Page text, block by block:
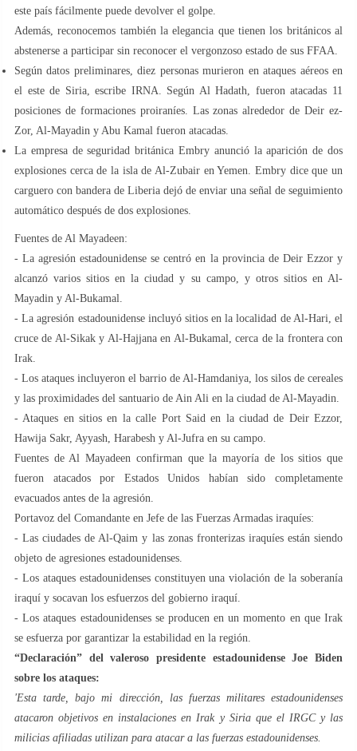
este país fácilmente puede devolver el golpe.
Además, reconocemos también la elegancia que tienen los británicos al
abstenerse a participar sin reconocer el vergonzoso estado de sus FFAA.
Según datos preliminares, diez personas murieron en ataques aéreos en
el este de Siria, escribe IRNA. Según Al Hadath, fueron atacadas 11
posiciones de formaciones proiraníes. Las zonas alrededor de Deir ez-
Zor, Al-Mayadin y Abu Kamal fueron atacadas.
La empresa de seguridad británica Embry anunció la aparición de dos
explosiones cerca de la isla de Al-Zubair en Yemen. Embry dice que un
carguero con bandera de Liberia dejó de enviar una señal de seguimiento
automático después de dos explosiones.
Fuentes de Al Mayadeen:
- La agresión estadounidense se centró en la provincia de Deir Ezzor y
alcanzó varios sitios en la ciudad y su campo, y otros sitios en Al-
Mayadin y Al-Bukamal.
- La agresión estadounidense incluyó sitios en la localidad de Al-Hari, el
cruce de Al-Sikak y Al-Hajjana en Al-Bukamal, cerca de la frontera con
Irak.
- Los ataques incluyeron el barrio de Al-Hamdaniya, los silos de cereales
y las proximidades del santuario de Ain Ali en la ciudad de Al-Mayadin.
- Ataques en sitios en la calle Port Said en la ciudad de Deir Ezzor,
Hawija Sakr, Ayyash, Harabesh y Al-Jufra en su campo.
Fuentes de Al Mayadeen confirman que la mayoría de los sitios que
fueron atacados por Estados Unidos habían sido completamente
evacuados antes de la agresión.
Portavoz del Comandante en Jefe de las Fuerzas Armadas iraquíes:
- Las ciudades de Al-Qaim y las zonas fronterizas iraquíes están siendo
objeto de agresiones estadounidenses.
- Los ataques estadounidenses constituyen una violación de la soberanía
iraquí y socavan los esfuerzos del gobierno iraquí.
- Los ataques estadounidenses se producen en un momento en que Irak
se esfuerza por garantizar la estabilidad en la región.
“Declaración” del valeroso presidente estadounidense Joe Biden
sobre los ataques:
'Esta tarde, bajo mi dirección, las fuerzas militares estadounidenses
atacaron objetivos en instalaciones en Irak y Siria que el IRGC y las
milicias afiliadas utilizan para atacar a las fuerzas estadounidenses.